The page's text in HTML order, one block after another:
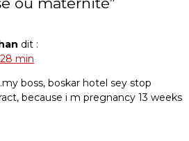
dit :
min
boss, boskar hotel sey stop
because i m pregnancy 13 weeks